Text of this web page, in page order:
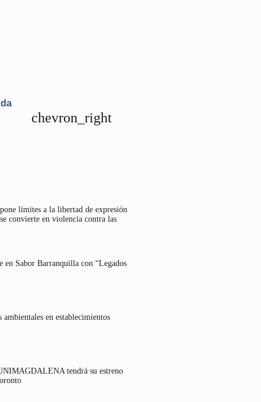
chevron_right
límites a la libertad de expresión
convierte en violencia contra las
en Sabor Barranquilla con “Legados
en establecimientos
tendrá su estreno